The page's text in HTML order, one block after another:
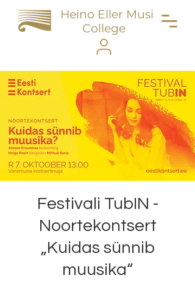
Heino Eller Music
College
Festivali TubIN -
Noortekontsert
„Kuidas sünnib
muusika“